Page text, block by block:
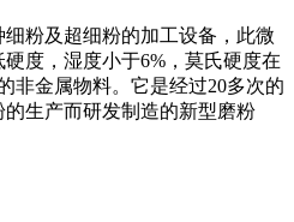
粉及超细粉的加工设备，此微
度，湿度小于6%，莫氏硬度在
非金属物料。它是经过20多次的
生产而研发制造的新型磨粉